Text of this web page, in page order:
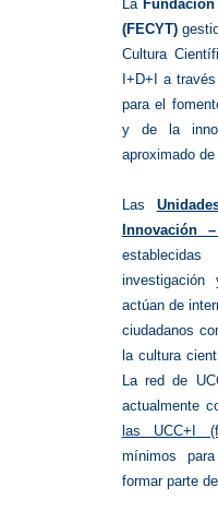
La
(FECYT)
Cultura
I+D+I a
para el
y de la
aproximado de
Las
Innovación
actúan de
ciudadanos
la cultura
La red de
actualmente
las UCC+I
mínimos
formar parte